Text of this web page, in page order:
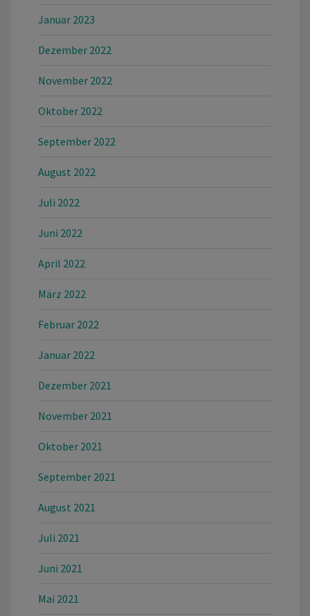
Januar 2023
Dezember 2022
November 2022
Oktober 2022
September 2022
August 2022
Juli 2022
Juni 2022
April 2022
März 2022
Februar 2022
Januar 2022
Dezember 2021
November 2021
Oktober 2021
September 2021
August 2021
Juli 2021
Juni 2021
Mai 2021